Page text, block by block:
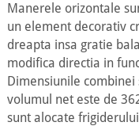
Manerele orizontale
un element decorativ
dreapta insa gratie
modifica directia in
Dimensiunile combinei
volumul net este de
sunt alocate